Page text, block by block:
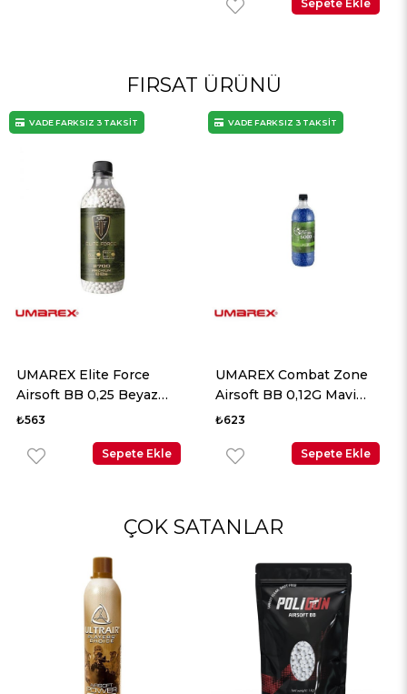
Sepete Ekle
FIRSAT ÜRÜNÜ
Elite Force
BB 0,25 Beyaz
Adet
Sepete Ekle
FARKSIZ 3 TAKSİT
UMAREX Combat Zone
Airsoft BB 0,12G Mavi
5000 Adet
Sepete Ekle
VADE FARKSIZ 3 TAKSİT
ÇOK SATANLAR